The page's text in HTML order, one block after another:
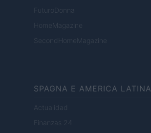
FuturoDonna
HomeMagazine
SecondHomeMagazine
SPAGNA E AMERICA LATINA
Actualidad
Finanzas 24